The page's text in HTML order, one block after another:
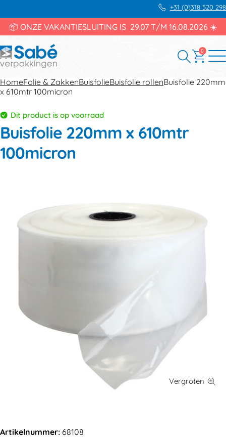
+31 (0)318 520 298
📦 ONZE VAKANTIESLUITING IS 29.07 T/M 16.08.2026 ☀️
0
HomeFolie & ZakkenBuisfolieBuisfolie rollenBuisfolie 220mm
x 610mtr 100micron
Dit product is op voorraad
Buisfolie 220mm x 610mtr
100micron
Artikelnummer: 68108